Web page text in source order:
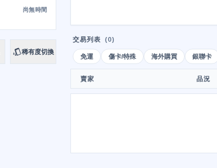
尚無時間
style稀有度切換
交易列表 (0)
免運 傷卡/特殊 海外購買 銀聯卡
賣家 品況